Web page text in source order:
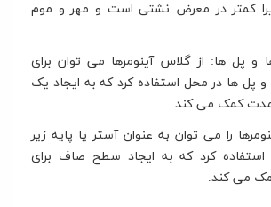
کمتر در معرض نشتی است و مهر و موم
پل ها: از گلاس آینومرها می توان برای
پل ها در محل استفاده کرد که به ایجاد یک
مدت کمک می کند.
را می توان به عنوان آستر یا پایه زیر
استفاده کرد که به ایجاد سطح صاف برای
می کند.